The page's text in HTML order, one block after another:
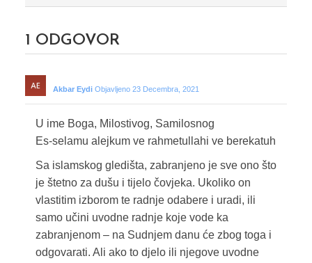
1 ODGOVOR
Akbar Eydi Objavljeno 23 Decembra, 2021
U ime Boga, Milostivog, Samilosnog
Es-selamu alejkum ve rahmetullahi ve berekatuh
Sa islamskog gledišta, zabranjeno je sve ono što
je štetno za dušu i tijelo čovjeka. Ukoliko on
vlastitim izborom te radnje odabere i uradi, ili
samo učini uvodne radnje koje vode ka
zabranjenom – na Sudnjem danu će zbog toga i
odgovarati. Ali ako to djelo ili njegove uvodne